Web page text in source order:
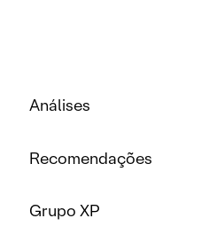
Análises
Recomendações
Grupo XP